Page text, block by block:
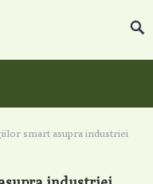
smart asupra industriei